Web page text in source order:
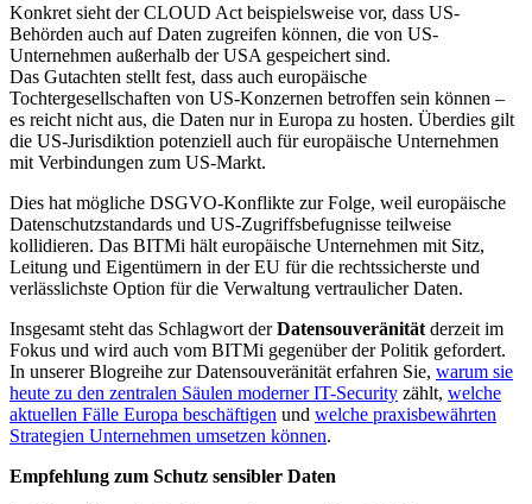
Konkret sieht der CLOUD Act beispielsweise vor, dass US-
Behörden auch auf Daten zugreifen können, die von US-
Unternehmen außerhalb der USA gespeichert sind.
Das Gutachten stellt fest, dass auch europäische
Tochtergesellschaften von US-Konzernen betroffen sein können –
es reicht nicht aus, die Daten nur in Europa zu hosten. Überdies gilt
die US-Jurisdiktion potenziell auch für europäische Unternehmen
mit Verbindungen zum US-Markt.
Dies hat mögliche DSGVO-Konflikte zur Folge, weil europäische
Datenschutzstandards und US-Zugriffsbefugnisse teilweise
kollidieren. Das BITMi hält europäische Unternehmen mit Sitz,
Leitung und Eigentümern in der EU für die rechtssicherste und
verlässlichste Option für die Verwaltung vertraulicher Daten.
Insgesamt steht das Schlagwort derDatensouveränität derzeit im
Fokus und wird auch vom BITMi gegenüber der Politik gefordert.
In unserer Blogreihe zur Datensouveränität erfahren Sie, warum sie
heute zu den zentralen Säulen moderner IT-Security zählt, welche
aktuellen Fälle Europa beschäftigen und welche praxisbewährten
Strategien Unternehmen umsetzen können.
Empfehlung zum Schutz sensibler Daten